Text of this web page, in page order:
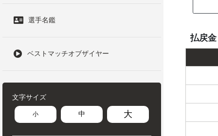
選手名鑑
ベストマッチオブザイヤー
文字サイズ
小 中 大
払戻金